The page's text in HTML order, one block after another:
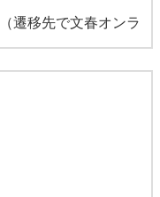
（遷移先で文春オンラ